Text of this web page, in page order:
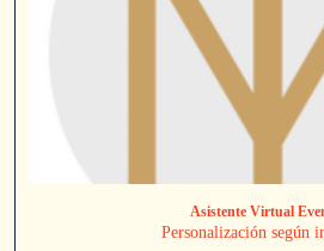
Asistente Virtual
Personalización según